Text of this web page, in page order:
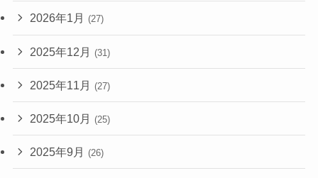
2026年1月 (27)
2025年12月 (31)
2025年11月 (27)
2025年10月 (25)
2025年9月 (26)